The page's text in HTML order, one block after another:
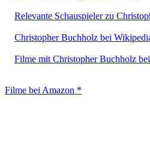
Relevante Schauspieler zu
Christopher Buchholz bei
Filme mit Christopher Buchholz
Filme bei Amazon *